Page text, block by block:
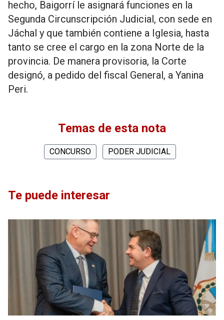
hecho, Baigorrí le asignará funciones en la
Segunda Circunscripción Judicial, con sede en
Jáchal y que también contiene a Iglesia, hasta
tanto se cree el cargo en la zona Norte de la
provincia. De manera provisoria, la Corte
designó, a pedido del fiscal General, a Yanina
Peri.
Temas de esta nota
CONCURSO PODER JUDICIAL
Te puede interesar